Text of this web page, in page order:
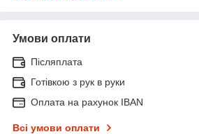
Умови оплати
Післяплата
Готівкою з рук в руки
Оплата на рахунок IBAN
Всі умови оплати